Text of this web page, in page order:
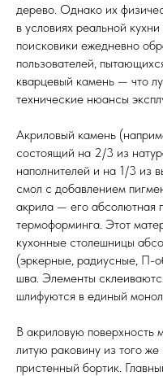
Разделочные доски
Аксессуары из камня
дерево. Однако их
в условиях реальной
поисковики ежедневно
пользователей,
кварцевый камень — что
технические нюансы
Акриловый камень
состоящий на 2/3 из
наполнителей и на 1/3 из
смол с добавлением
акрила — его абсолютная
термоформинга. Этот
кухонные столешницы
(эркерные, радиусные, П-
шва. Элементы
шлифуются в единый
В акриловую поверхность
литую раковину из того
пристенный бортик.